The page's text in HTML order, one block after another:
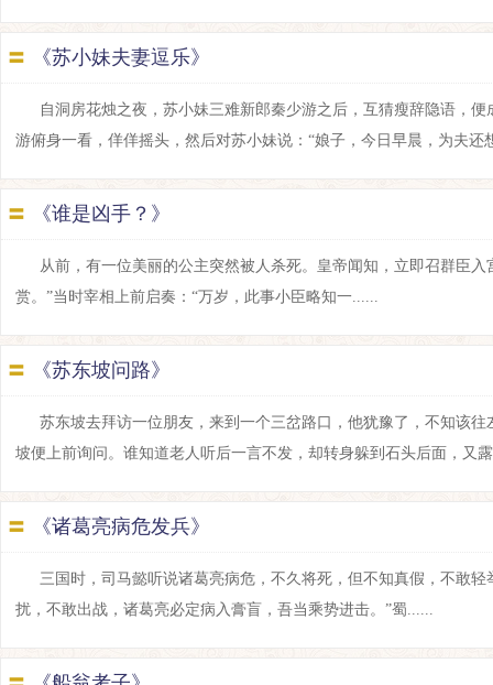
〓 《苏小妹夫妻逗乐》
自洞房花烛之夜，苏小妹三难新郎秦少游之后，互猜瘦辞隐语，
游俯身一看，佯佯摇头，然后对苏小妹说：“娘子，今日早晨，为夫还
〓 《谁是凶手？》
从前，有一位美丽的公主突然被人杀死。皇帝闻知，立即召群臣
赏。”当时宰相上前启奏：“万岁，此事小臣略知一......
〓 《苏东坡问路》
苏东坡去拜访一位朋友，来到一个三岔路口，他犹豫了，不知该
坡便上前询问。谁知道老人听后一言不发，却转身躲到石头后面，又
〓 《诸葛亮病危发兵》
三国时，司马懿听说诸葛亮病危，不久将死，但不知真假，不敢
扰，不敢出战，诸葛亮必定病入膏盲，吾当乘势进击。”蜀......